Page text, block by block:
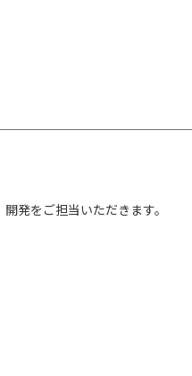
発をご担当いただきます。